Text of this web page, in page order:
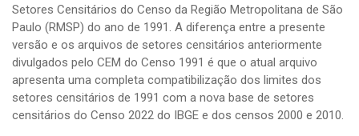
Setores Censitários do Censo da Região Metropolitana de São
Paulo (RMSP) do ano de 1991. A diferença entre a presente
versão e os arquivos de setores censitários anteriormente
divulgados pelo CEM do Censo 1991 é que o atual arquivo
apresenta uma completa compatibilização dos limites dos
setores censitários de 1991 com a nova base de setores
censitários do Censo 2022 do IBGE e dos censos 2000 e 2010.